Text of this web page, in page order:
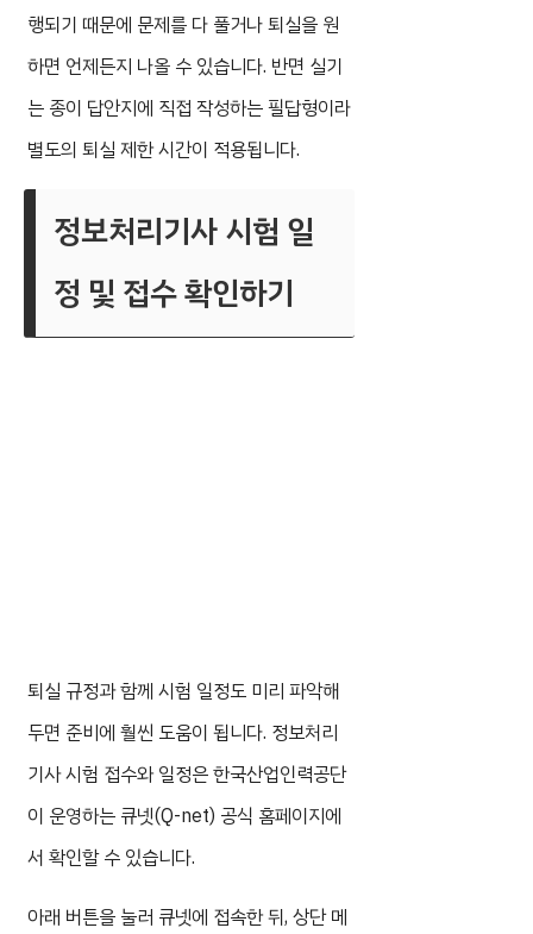
행되기 때문에 문제를 다 풀거나 퇴실을 원
하면 언제든지 나올 수 있습니다. 반면 실기
는 종이 답안지에 직접 작성하는 필답형이라
별도의 퇴실 제한 시간이 적용됩니다.
정보처리기사 시험 일
정 및 접수 확인하기
퇴실 규정과 함께 시험 일정도 미리 파악해
두면 준비에 훨씬 도움이 됩니다. 정보처리
기사 시험 접수와 일정은 한국산업인력공단
이 운영하는 큐넷(Q-net) 공식 홈페이지에
서 확인할 수 있습니다.
아래 버튼을 눌러 큐넷에 접속한 뒤, 상단 메